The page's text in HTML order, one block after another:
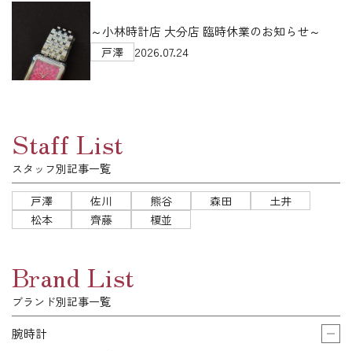
～小林時計店 大分店 臨時休業のお知らせ～
戸澤 2026.07.24
Staff List
スタッフ別記事一覧
戸澤 佐川 熊谷 森田
土井
松本
齊藤 榎並
Brand List
ブランド別記事一覧
腕時計